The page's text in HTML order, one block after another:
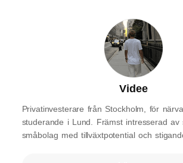
Videe
Privatinvesterare från Stockholm, för
studerande i Lund. Främst intresserad av
småbolag med tillväxtpotential och